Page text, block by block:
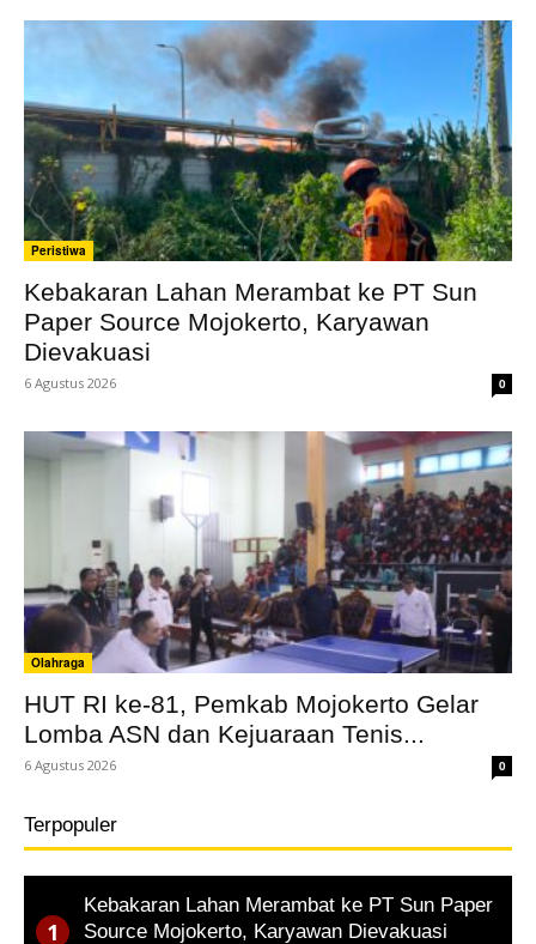
Peristiwa
Kebakaran Lahan Merambat ke PT Sun
Paper Source Mojokerto, Karyawan
Dievakuasi
6 Agustus 2026 0
Olahraga
HUT RI ke-81, Pemkab Mojokerto Gelar
Lomba ASN dan Kejuaraan Tenis...
6 Agustus 2026 0
Terpopuler
Kebakaran Lahan Merambat ke PT Sun Paper
Source Mojokerto, Karyawan Dievakuasi